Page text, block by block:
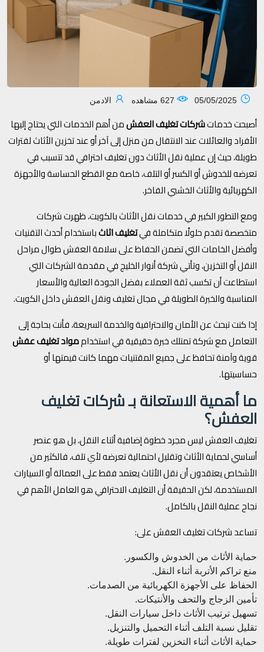
الادمن
أصبحت خدماتشركات تغليف العفشمن أهم الخدمات التي يحتاج إليها
الأفراد والعائلات عند الانتقال من منزل إلى آخر أو عند تخزين الأثاث لفترات
طويلة، حيث إن عملية نقل الأثاث دون تغليف احترافي قد تتسبب في
تعرضه للخدوش أو الكسر أو التلف، خاصة مع القطع الحساسة والأجهزة
الكهربائية والأثاث الخشبي الفاخر.
ومع التطور الكبير في خدمات نقل الأثاث بالكويت، ظهرت شركات
متخصصة تقدم حلولًا متكاملة فيتغليف اثاثباستخدام أحدث التقنيات
وأفضل الخامات التي تضمن الحفاظ على سلامة العفش طوال مراحل
النقل أو التخزين، وتأتي شركة أنوار الخليج في مقدمة الشركات التي
استطاعت أن تكسب ثقة العملاء بفضل الجودة العالية والأسعار
المناسبة والخبرة الطويلة في مجال تغليف ونقل العفش داخل الكويت.
إذا كنت تبحث عن الأمان والاحترافية والخدمة السريعة، فأنت بحاجة إلى
التعامل مع شركة تمتلك خبرة حقيقية في استخداممواد تغليف عفش
قوية وآمنة تحافظ على جميع المقتنيات مهما كانت قيمتها أو
حساسيتها.
ما أهمية الاستعانة بـ شركات تغليف
العفش؟
تغليف العفش ليس مجرد خطوة إضافية أثناء النقل، بل هو عنصر
أساسي لحماية الأثاث وتقليل احتمالية تعرضه لأي تلف، فالكثير من
الأشخاص يعتقدون أن نقل الأثاث يعتمد فقط على العمالة أو السيارات
المستخدمة، لكن الحقيقة أن التغليف الاحترافي هو العامل الأهم في
نجاح عملية النقل بالكامل.
تساعد شركات تغليف العفش على:
حماية الأثاث من الخدوش والكسور.
منع تراكم الأتربة أثناء النقل.
الحفاظ على الأجهزة الكهربائية من الصدمات.
تأمين الزجاج والتحف والأنتيكات.
تسهيل ترتيب الأثاث داخل سيارات النقل.
تقليل نسبة التلف أثناء التحميل والتنزيل.
حماية الأثاث أثناء التخزين لفترات طويلة.